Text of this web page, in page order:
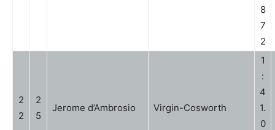
8
7
2
2
2
2
5
Jerome d’Ambrosio Virgin-Cosworth
1
:
4
1.
0